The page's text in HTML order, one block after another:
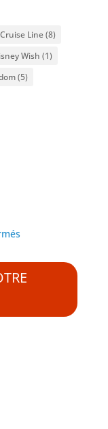
Line(8)
Wish (1)
(5)